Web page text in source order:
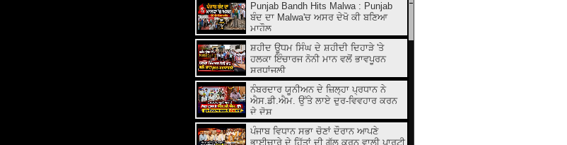
Punjab Bandh Hits Malwa : Punjab
ਬੰਦ ਦਾ Malwa'ਚ ਅਸਰ ਦੇਖੋ ਕੀ ਬਣਿਆ
ਮਾਹੌਲ
ਸ਼ਹੀਦ ਊਧਮ ਸਿੰਘ ਦੇ ਸ਼ਹੀਦੀ ਦਿਹਾੜੇ 'ਤੇ
ਹਲਕਾ ਇੰਚਾਰਜ ਨੋਨੀ ਮਾਨ ਵਲੋਂ ਭਾਵਪੂਰਨ
ਸ਼ਰਧਾਂਜਲੀ
ਨੰਬਰਦਾਰ ਯੂਨੀਅਨ ਦੇ ਜ਼ਿਲ੍ਹਾ ਪ੍ਰਧਾਨ ਨੇ
ਐਸ.ਡੀ.ਐਮ. ਉੱਤੇ ਲਾਏ ਦੁਰ-ਵਿਵਹਾਰ ਕਰਨ
ਦੇ ਦੋਸ਼
ਪੰਜਾਬ ਵਿਧਾਨ ਸਭਾ ਚੋਣਾਂ ਦੌਰਾਨ ਆਪਣੇ
ਭਾਈਚਾਰੇ ਦੇ ਹਿੱਤਾਂ ਦੀ ਗੱਲ ਕਰਨ ਵਾਲੀ ਪਾਰਟੀ